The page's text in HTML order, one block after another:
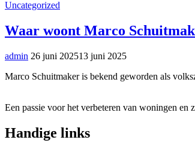
Uncategorized
Waar woont Marco
admin 26 juni 202513 juni 2025
Marco Schuitmaker is bekend geworden als
Een passie voor het verbeteren van woningen en
Handige links